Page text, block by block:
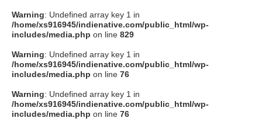
Warning: Undefined array key 1 in
/home/xs916945/indienative.com/public_html/wp-
includes/media.php on line 829
Warning: Undefined array key 1 in
/home/xs916945/indienative.com/public_html/wp-
includes/media.php on line 76
Warning: Undefined array key 1 in
/home/xs916945/indienative.com/public_html/wp-
includes/media.php on line 76